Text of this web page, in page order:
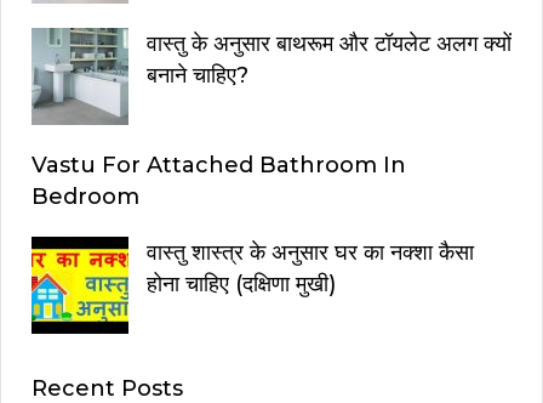
वास्तु के अनुसार बाथरूम और टॉयलेट अलग क्यों
बनाने चाहिए?
Vastu For Attached Bathroom In
Bedroom
वास्तु शास्त्र के अनुसार घर का नक्शा कैसा
होना चाहिए (दक्षिणा मुखी)
Recent Posts